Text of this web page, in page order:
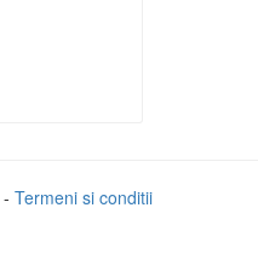
- Termeni si conditii